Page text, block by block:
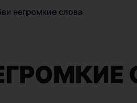
негромкие слова